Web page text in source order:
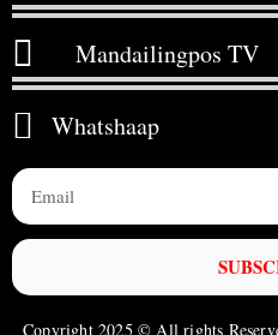
Mandailingpos TV
Whatshaap
Copyright 2025 © All rights